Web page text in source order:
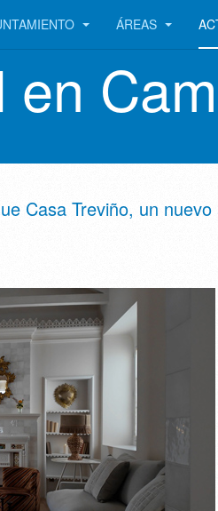
ÁREAS
en
Casa Treviño, un